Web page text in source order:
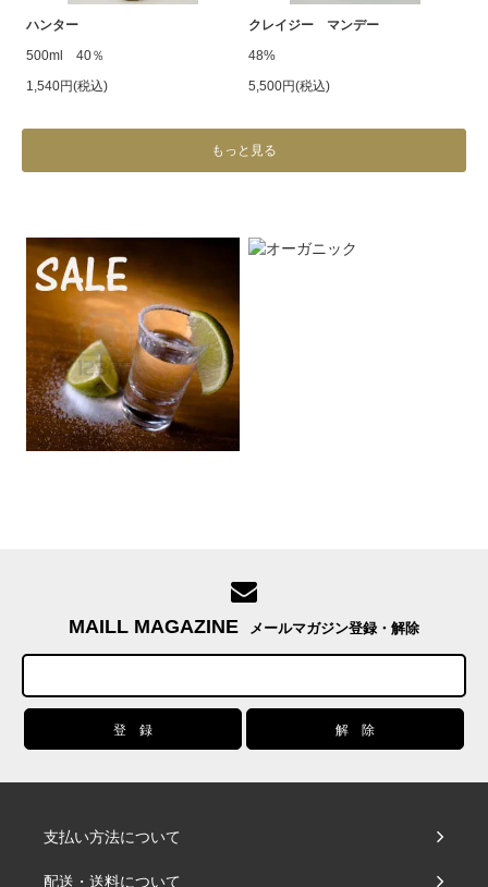
ハンター
500ml 40％
1,540円(税込)
クレイジー マンデー
48%
5,500円(税込)
もっと見る
MAILL MAGAZINE メールマガジン登録・解除
支払い方法について
配送・送料について